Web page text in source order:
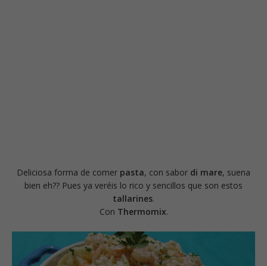
Deliciosa forma de comer pasta, con sabor di mare, suena
bien eh?? Pues ya veréis lo rico y sencillos que son estos
tallarines.
Con Thermomix.